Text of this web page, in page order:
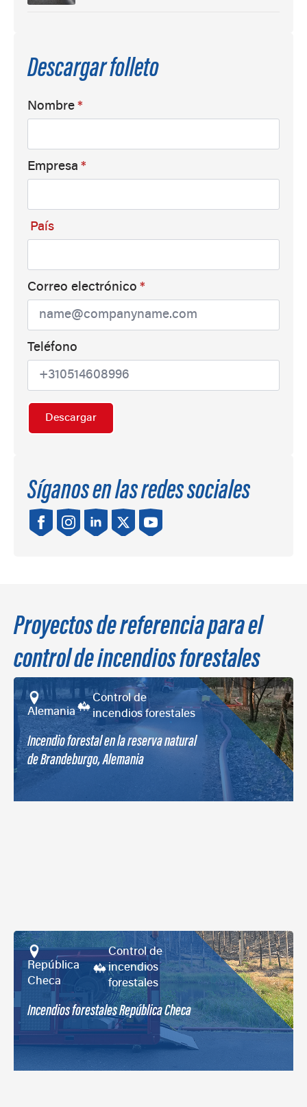
Descargar folleto
Nombre *
Empresa *
País
Correo electrónico *
Teléfono
Descargar
Síganos en las redes sociales
Proyectos de referencia para el
control de incendios forestales
Alemania
Control de
incendios forestales
Incendio forestal en la reserva natural
de Brandeburgo, Alemania
República
Checa
Control de
incendios
forestales
Incendios forestales República Checa